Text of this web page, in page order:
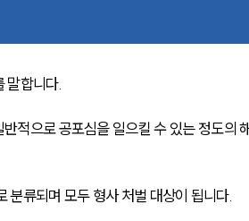
말합니다.
적으로 공포심을 일으킬 수 있는 정도의
류되며 모두 형사 처벌 대상이 됩니다.